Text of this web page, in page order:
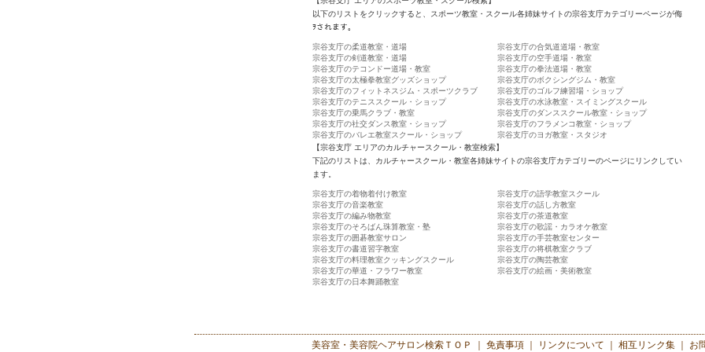
以下のリストをクリックすると、スポーツ教室・スクール各姉妹サイトの宗谷支庁カテゴリーページが侮
ｦされます。
宗谷支庁の柔道教室・道場
宗谷支庁の合気道道場・教室
宗谷支庁の剣道教室・道場
宗谷支庁の空手道場・教室
宗谷支庁のテコンドー道場・教室
宗谷支庁の拳法道場・教室
宗谷支庁の太極拳教室グッズショップ
宗谷支庁のボクシングジム・教室
宗谷支庁のフィットネスジム・スポーツクラブ
宗谷支庁のゴルフ練習場・ショップ
宗谷支庁のテニススクール・ショップ
宗谷支庁の水泳教室・スイミングスクール
宗谷支庁の乗馬クラブ・教室
宗谷支庁のダンススクール教室・ショップ
宗谷支庁の社交ダンス教室・ショップ
宗谷支庁のフラメンコ教室・ショップ
宗谷支庁のバレエ教室スクール・ショップ
宗谷支庁のヨガ教室・スタジオ
【宗谷支庁 エリアのカルチャースクール・教室検索】
下記のリストは、カルチャースクール・教室各姉妹サイトの宗谷支庁カテゴリーのページにリンクしてい
ます。
宗谷支庁の着物着付け教室
宗谷支庁の語学教室スクール
宗谷支庁の音楽教室
宗谷支庁の話し方教室
宗谷支庁の編み物教室
宗谷支庁の茶道教室
宗谷支庁のそろばん珠算教室・塾
宗谷支庁の歌謡・カラオケ教室
宗谷支庁の囲碁教室サロン
宗谷支庁の手芸教室センター
宗谷支庁の書道習字教室
宗谷支庁の将棋教室クラブ
宗谷支庁の料理教室クッキングスクール
宗谷支庁の陶芸教室
宗谷支庁の華道・フラワー教室
宗谷支庁の絵画・美術教室
宗谷支庁の日本舞踊教室
美容室・美容院ヘアサロン検索 ＴＯＰ ｜ 免責事項 リンクについて 相互リンク集 お